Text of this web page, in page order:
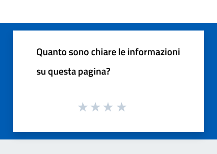
Quanto sono chiare le informazioni
su questa pagina?